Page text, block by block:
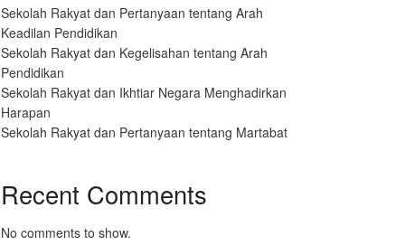
Sekolah Rakyat dan Pertanyaan tentang Arah
Keadilan Pendidikan
Sekolah Rakyat dan Kegelisahan tentang Arah
Pendidikan
Sekolah Rakyat dan Ikhtiar Negara Menghadirkan
Harapan
Sekolah Rakyat dan Pertanyaan tentang Martabat
Recent Comments
No comments to show.